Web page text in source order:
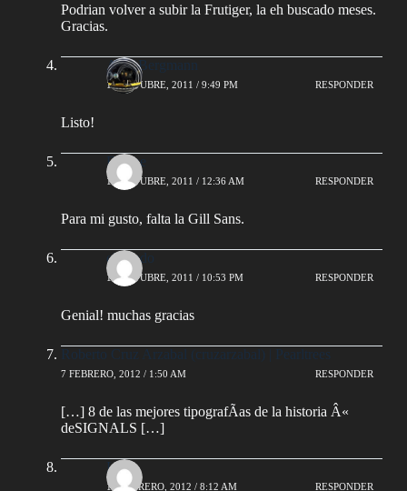
Podrian volver a subir la Frutiger, la eh buscado meses.
Gracias.
AlejoBergmann
10 OCTUBRE, 2011 / 9:49 PM RESPONDER
Listo!
Ferone
11 OCTUBRE, 2011 / 12:36 AM RESPONDER
Para mi gusto, falta la Gill Sans.
elpelado
11 OCTUBRE, 2011 / 10:53 PM RESPONDER
Genial! muchas gracias
Roberto Cruz Arzabal (cruzarzabal) | Pearltrees
7 FEBRERO, 2012 / 1:50 AM RESPONDER
[…] 8 de las mejores tipografÃ­as de la historia Â«
deSIGNALS […]
Luis
17 FEBRERO, 2012 / 8:12 AM RESPONDER